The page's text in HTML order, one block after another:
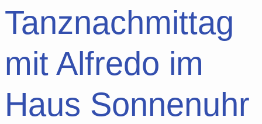
Tanznachmittag
mit Alfredo im
Haus Sonnenuhr